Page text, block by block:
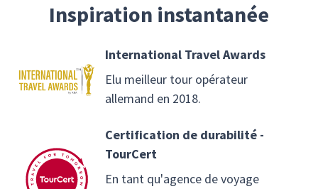
Inspiration instantanée
International Travel Awards
Elu meilleur tour opérateur
allemand en 2018.
Certification de durabilité -
TourCert
En tant qu'agence de voyage